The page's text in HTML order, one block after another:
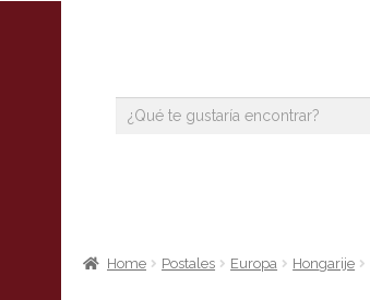
Home Postales Europa Hongarije